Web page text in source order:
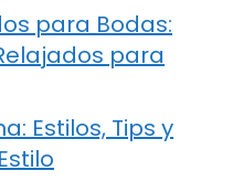
para Bodas:
para
Estilos, Tips y